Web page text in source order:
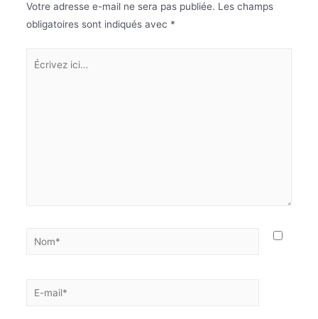
Votre adresse e-mail ne sera pas publiée. Les champs
obligatoires sont indiqués avec *